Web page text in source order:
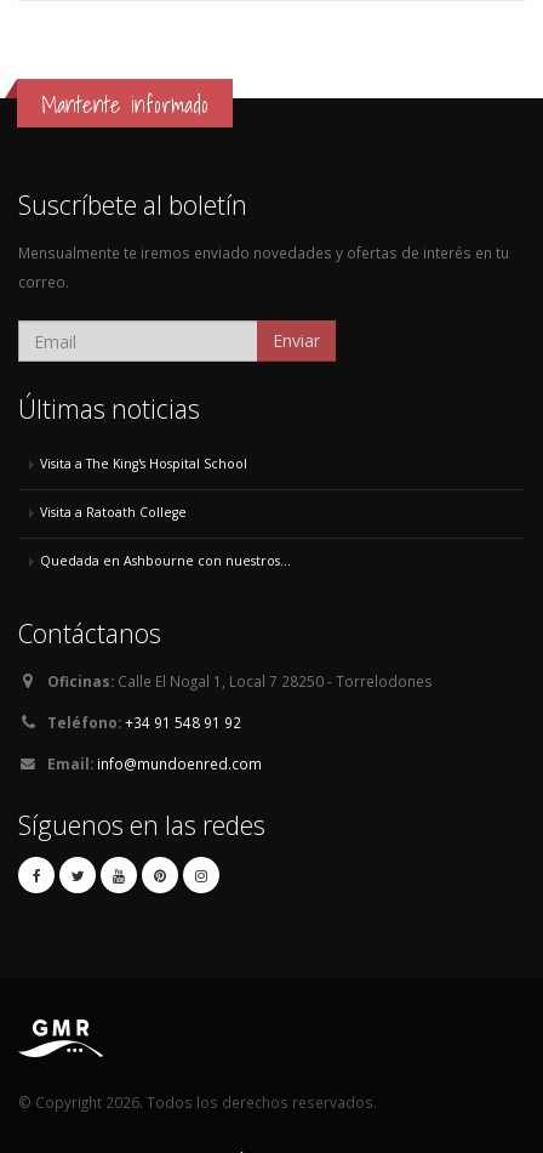
Mantente informado
Suscríbete al boletín
Mensualmente te iremos enviado novedades y ofertas de interés en tu
correo.
Enviar
Últimas noticias
Visita a The King's Hospital School
Visita a Ratoath College
Quedada en Ashbourne con nuestros...
Contáctanos
Oficinas: Calle El Nogal 1, Local 7 28250 - Torrelodones
Teléfono:+34 91 548 91 92
Email: info@mundoenred.com
Síguenos en las redes
© Copyright 2026. Todos los derechos reservados.